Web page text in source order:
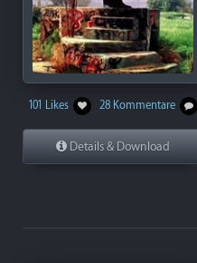
101 Likes 28 Kommentare
Details & Download